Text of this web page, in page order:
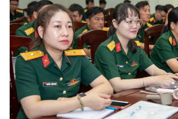
của Thủ trưởng Bộ Tư lệnh Quân khu